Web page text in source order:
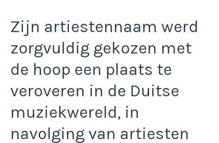
Zijn artiestennaam werd
zorgvuldig gekozen met
de hoop een plaats te
veroveren in de Duitse
muziekwereld, in
navolging van artiesten